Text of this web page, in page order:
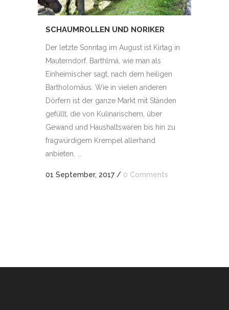
SCHAUMROLLEN UND NORIKER
Der letzte Sonntag im August ist Kirtag in
Mauterndorf. Barthlmä, wie man als
Einheimischer sagt, nach dem heiligen
Bartholomäus. Wie in vielen anderen
Dörfern ist der ganze Markt mit Ständen
gefüllt, die von Kulinarischem, über
Gewand und Haushaltswaren bis hin zu
fragwürdigem Krempel allerhand
anbieten. ...
01 September, 2017 / 0 Comments